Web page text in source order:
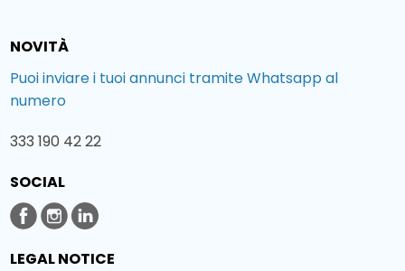
NOVITÀ
Puoi inviare i tuoi annunci tramite Whatsapp al
numero
333 190 42 22
SOCIAL
LEGAL NOTICE